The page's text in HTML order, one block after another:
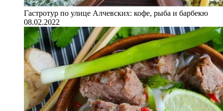
Гастротур по улице Алчевских: кофе, рыба и барбекю
08.02.2022